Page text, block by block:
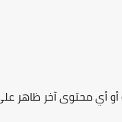
أو أي محتوى آخر ظاهر